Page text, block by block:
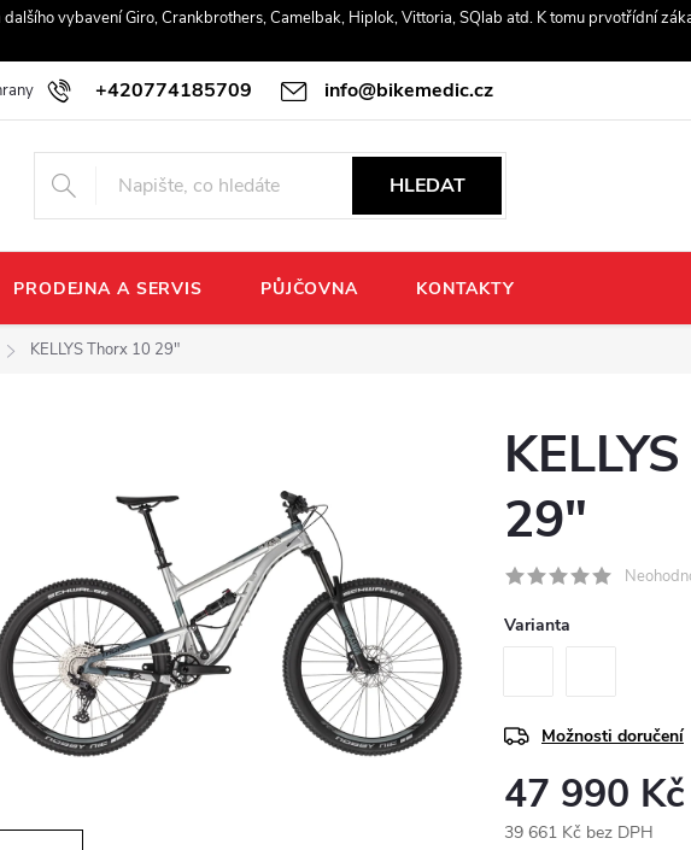
vybavení Giro, Crankbrothers, Camelbak, Hiplok, Vittoria, SQlab atd. K tomu prvotřídní
+420774185709 info@bikemedic.cz
osobních údajů
HLEDAT
PRODEJNA A SERVIS PŮJČOVNA KONTAKTY
KELLYS Thorx 10 29"
29"
Varianta
Možnosti doručení
47 990 Kč
39 661 Kč bez DPH